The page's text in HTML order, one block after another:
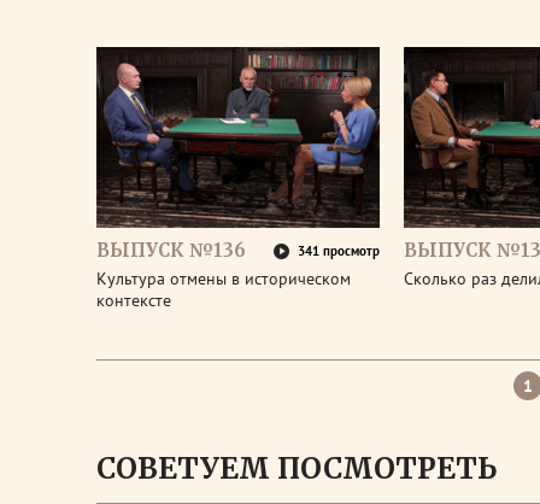
ВЫПУСК №136 341 просмотр
Культура отмены в историческом
контексте
ВЫПУСК
Сколько раз
1
СОВЕТУЕМ ПОСМОТРЕТЬ